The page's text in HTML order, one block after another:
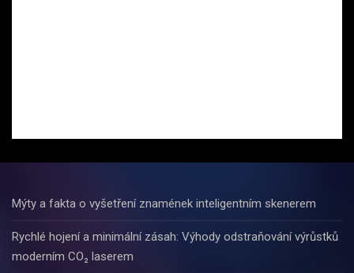
Mýty a fakta o vyšetření znamének inteligentním skenerem
Rychlé hojení a minimální zásah: Výhody odstraňování výrůstků
moderním CO₂ laserem